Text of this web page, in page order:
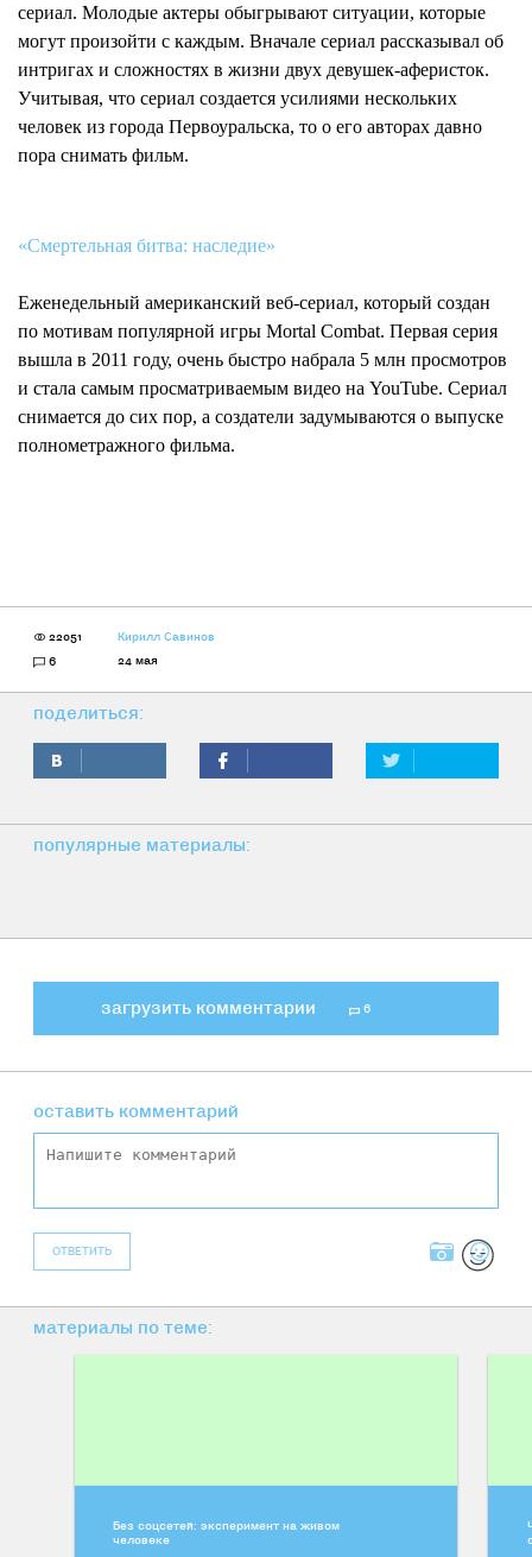
сериал. Молодые актеры обыгрывают ситуации, которые
могут произойти с каждым. Вначале сериал рассказывал об
интригах и сложностях в жизни двух девушек-аферисток.
Учитывая, что сериал создается усилиями нескольких
человек из города Первоуральска, то о его авторах давно
пора снимать фильм.
«Смертельная битва: наследие»
Еженедельный американский веб-сериал, который создан
по мотивам популярной игры Mortal Combat. Первая серия
вышла в 2011 году, очень быстро набрала 5 млн просмотров
и стала самым просматриваемым видео на YouTube. Сериал
снимается до сих пор, а создатели задумываются о выпуске
полнометражного фильма.
22051
6
Кирилл Савинов
24 мая
поделиться:
популярные материалы:
загрузить комментарии 6
оставить комментарий
ОТВЕТИТЬ
материалы по теме:
Без соцсетей: эксперимент на живом
человеке